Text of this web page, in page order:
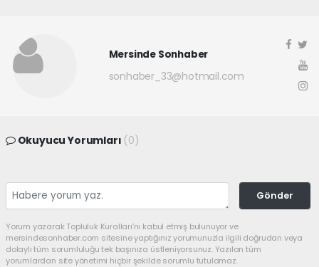
Mersinde Sonhaber
sonhaber_33@hotmail.com
Okuyucu Yorumları (0)
Gönder
Yorum yazarak Topluluk Kuralları’nı kabul etmiş bulunuyor ve
mersindesonhaber.com sitesine yaptığınız yorumunuzla ilgili doğrudan veya
dolaylı tüm sorumluluğu tek başınıza üstleniyorsunuz. Yazılan tüm
yorumlardan site yönetimi hiçbir şekilde sorumlu tutulamaz.